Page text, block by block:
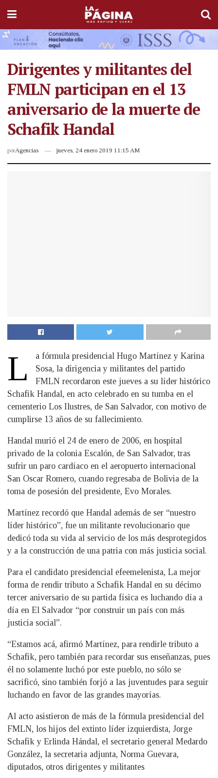
Dirigentes y militantes del
FMLN participan en el 13
aniversario de la muerte de
Schafik Handal
porAgencias jueves, 24 enero 2019 11:15 AM
L
a fórmula presidencial Hugo Martínez y Karina
Sosa, la dirigencia y militantes del partido
FMLN recordaron este jueves a su líder histórico
Schafik Handal, en acto celebrado en su tumba en el
cementerio Los Ilustres, de San Salvador, con motivo de
cumplirse 13 años de su fallecimiento.
Handal murió el 24 de enero de 2006, en hospital
privado de la colonia Escalón, de San Salvador, tras
sufrir un paro cardíaco en el aeropuerto internacional
San Oscar Romero, cuando regresaba de Bolivia de la
toma de posesión del presidente, Evo Morales.
Martínez recordó que Handal además de ser “nuestro
líder histórico”, fue un militante revolucionario que
dedicó toda su vida al servicio de los más desprotegidos
y a la construcción de una patria con más justicia social.
Para el candidato presidencial efeemelenista, La mejor
forma de rendir tributo a Schafik Handal en su décimo
tercer aniversario de su partida física es luchando día a
día en El Salvador “por construir un país con más
justicia social”.
“Estamos acá, afirmó Martínez, para rendirle tributo a
Schafik, pero también para recordar sus enseñanzas, pues
él no solamente luchó por este pueblo, no sólo se
sacrificó, sino también forjó a las juventudes para seguir
luchando en favor de las grandes mayorías.
Al acto asistieron de más de la fórmula presidencial del
FMLN, los hijos del extinto líder izquierdista, Jorge
Schafik y Erlinda Hándal, el secretario general Medardo
González, la secretaria adjunta, Norma Guevara,
diputados, otros dirigentes y militantes